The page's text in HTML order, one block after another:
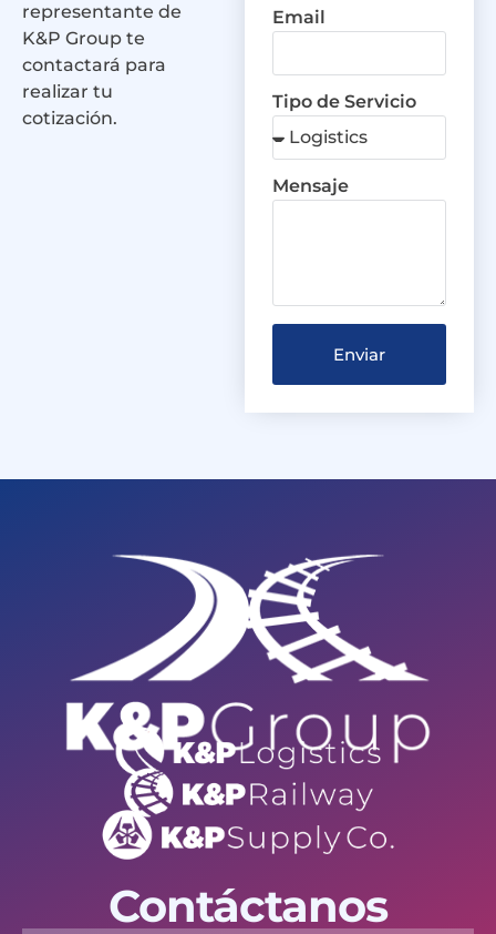
representante de
K&P Group te
contactará para
realizar tu
cotización.
Email
Tipo de Servicio
Mensaje
Enviar
Contáctanos